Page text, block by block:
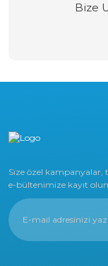
Bize
Size özel kampanyalar,
e-bültenimize kayıt